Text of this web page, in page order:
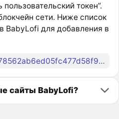
токен”.
сети. Ниже список
BabyLofi для добавления в
0x1e8f1b2d8ccb15f78562ab6ed05fc477d58f9cd46a355d13fbcc2f9a7ce27023::babylofi::BABYLOFI
сайты BabyLofi?